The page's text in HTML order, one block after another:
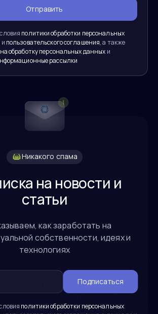
Отправить
политики обработки персональных
пользовательского соглашения, а также
обработку персональных данных и
рассылки
Никакого спама
на новости и
статьи
как заработать на
собственности, идеях и
технологиях
Подписаться
политики обработки персональных